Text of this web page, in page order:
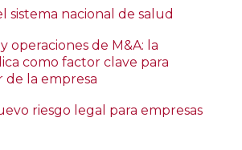
sistema nacional de salud
operaciones de M&A: la
como factor clave para
de la empresa
riesgo legal para empresas